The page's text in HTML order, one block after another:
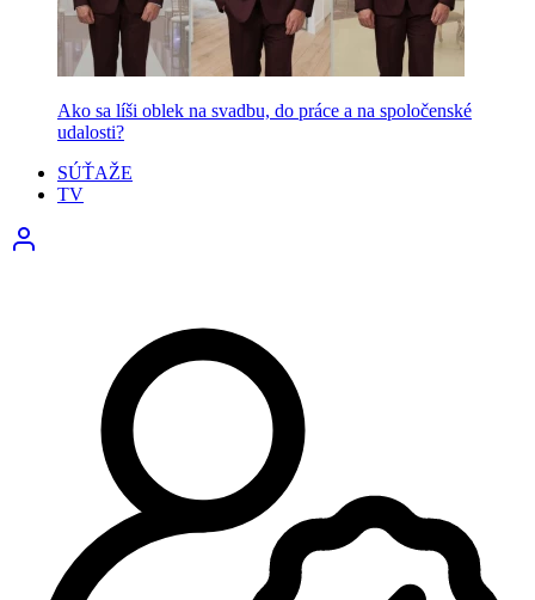
Ako sa líši oblek na svadbu, do práce a na spoločenské
udalosti?
SÚŤAŽE
TV